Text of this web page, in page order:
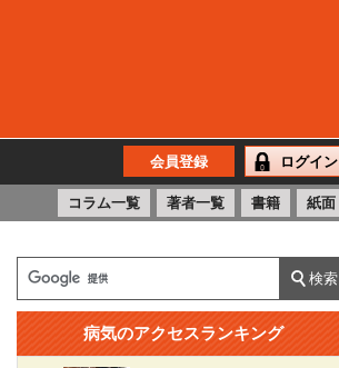
会員登録 ログイン
コラム一覧 著者一覧 書籍 紙面
病気のアクセスランキング